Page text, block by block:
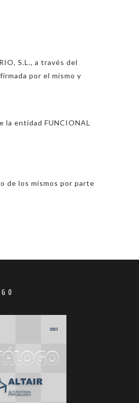
S.L., a través del
por el mismo y
entidad FUNCIONAL
de los mismos por parte